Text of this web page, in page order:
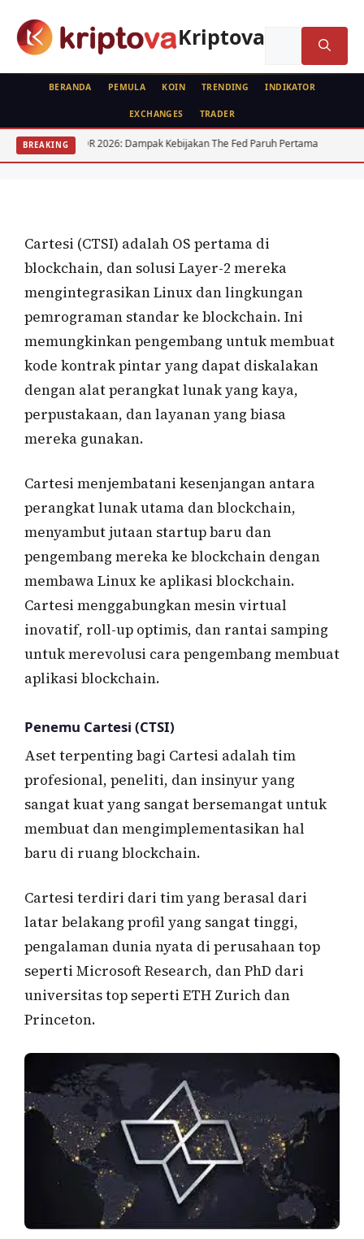
Kriptova
BERANDA PEMULA KOIN TRENDING INDIKATOR
EXCHANGES TRADER
BREAKING
USD IDR 2026: Dampak Kebijakan The Fed Paruh Pertama Regulasi
KOIN
Cartesi (CTSI)
Cartesi (CTSI) adalah OS pertama di
blockchain, dan solusi Layer-2 mereka
mengintegrasikan Linux dan lingkungan
pemrograman standar ke blockchain. Ini
memungkinkan pengembang untuk membuat
kode kontrak pintar yang dapat diskalakan
dengan alat perangkat lunak yang kaya,
perpustakaan, dan layanan yang biasa
mereka gunakan.
Cartesi menjembatani kesenjangan antara
perangkat lunak utama dan blockchain,
menyambut jutaan startup baru dan
pengembang mereka ke blockchain dengan
membawa Linux ke aplikasi blockchain.
Cartesi menggabungkan mesin virtual
inovatif, roll-up optimis, dan rantai samping
untuk merevolusi cara pengembang membuat
aplikasi blockchain.
Penemu Cartesi (CTSI)
Aset terpenting bagi Cartesi adalah tim
profesional, peneliti, dan insinyur yang
sangat kuat yang sangat bersemangat untuk
membuat dan mengimplementasikan hal
baru di ruang blockchain.
Cartesi terdiri dari tim yang berasal dari
latar belakang profil yang sangat tinggi,
pengalaman dunia nyata di perusahaan top
seperti Microsoft Research, dan PhD dari
universitas top seperti ETH Zurich dan
Princeton.